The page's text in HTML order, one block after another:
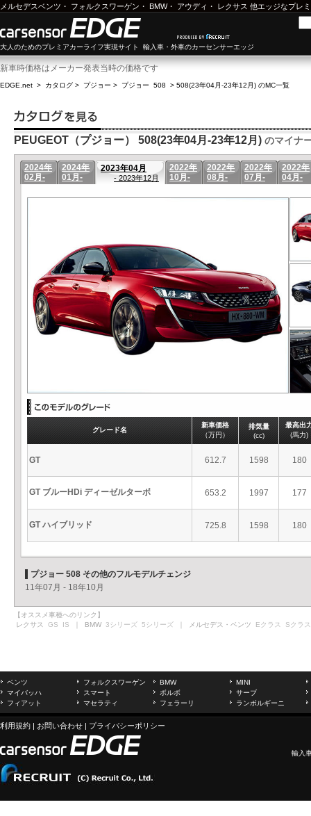
メルセデスベンツ ・ フォルクスワーゲン ・ BMW・ アウディ ・ レクサス 他エッジなプレ
大人のためのプレミアカーライフ実現サイト 輸入車・外車のカーセンサーエッジ
新車時価格はメーカー発表当時の価格です
EDGE.net > カタログ > プジョー > プジョー 508 > 508(23年04月-23年12月) のMC一覧
PEUGEOT（プジョー） 508(23年04月-23年12月) のマイナ
2024年
02月-
2024年
01月-
2023年04月
- 2023年12月
2022年
10月-
2022年
08月-
2022年
07月-
2022年
04月-
グレード名
新車価格
（万円）
排気量
(cc)
最高出
(馬力)
GT 612.7 1598 180
GT ブルーHDi ディーゼルターボ 653.2 1997 177
GT ハイブリッド 725.8 1598 180
プジョー 508 その他のフルモデルチェンジ
11年07月 - 18年10月
【オススメ車種へのリンク】
レクサス GS IS ｜ BMW 3シリーズ 5シリーズ ｜ メルセデス・ベンツ Eクラス Sクラス
ベンツ フォルクスワーゲン BMW
MINI
マイバッハ
スマート ボルボ
サーブ
フィアット
マセラティ フェラーリ ランボルギーニ
利用規約 | お問い合わせ | プライバシーポリシー
輸入